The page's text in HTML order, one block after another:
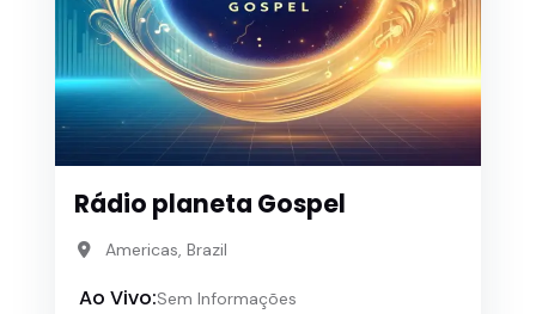
Rádio planeta Gospel
Americas, Brazil
Ao Vivo:Sem Informações